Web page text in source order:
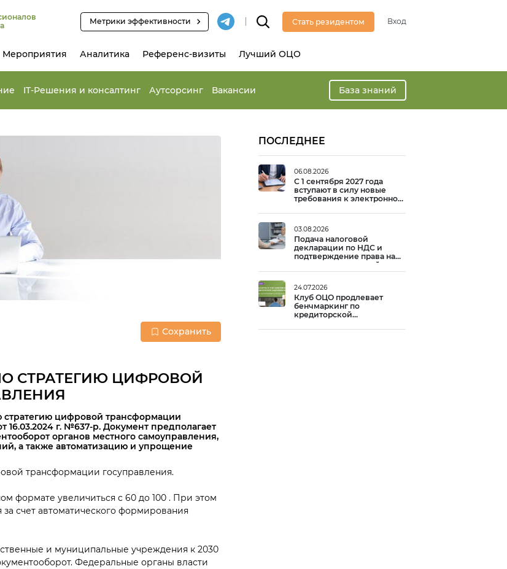
Метрики эффективности Стать резидентом Вход
Мероприятия Аналитика Референс-визиты Лучший ОЦО
IT-Решения и консалтинг Аутсорсинг Вакансии База знаний
Сохранить
СТРАТЕГИЮ ЦИФРОВОЙ
стратегию цифровой трансформации
16.03.2024 г. №637-р. Документ предполагает
органов местного самоуправления,
а также автоматизацию и упрощение
трансформации госуправления.
формате увеличиться с 60 до 100 . При этом
счет автоматического формирования
и муниципальные учреждения к 2030
Федеральные органы власти
ПОСЛЕДНЕЕ
06.08.2026
С 1 сентября 2027 года
вступают в силу новые
требования к электронной
03.08.2026
Подача налоговой
декларации по НДС и
подтверждение права на
вычет: практический опыт
24.07.2026
Клуб ОЦО продлевает
бенчмаркинг по
кредиторской
августа